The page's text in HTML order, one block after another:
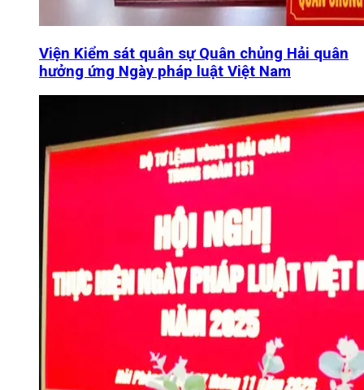
Viện Kiểm sát quân sự Quân chủng Hải quân
hưởng ứng Ngày pháp luật Việt Nam